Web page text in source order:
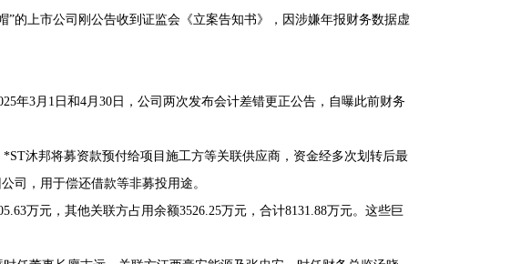
的上市公司刚公告收到证监会《立案告知书》，因涉嫌年报财务数据虚
年3月1日和4月30日，公司两次发布会计差错更正公告，自曝此前财务
沐邦将募资款预付给项目施工方等关联供应商，资金经多次划转后最
司，用于偿还借款等非募投用途。
万元，其他关联方占用余额3526.25万元，合计8131.88万元。这些巨